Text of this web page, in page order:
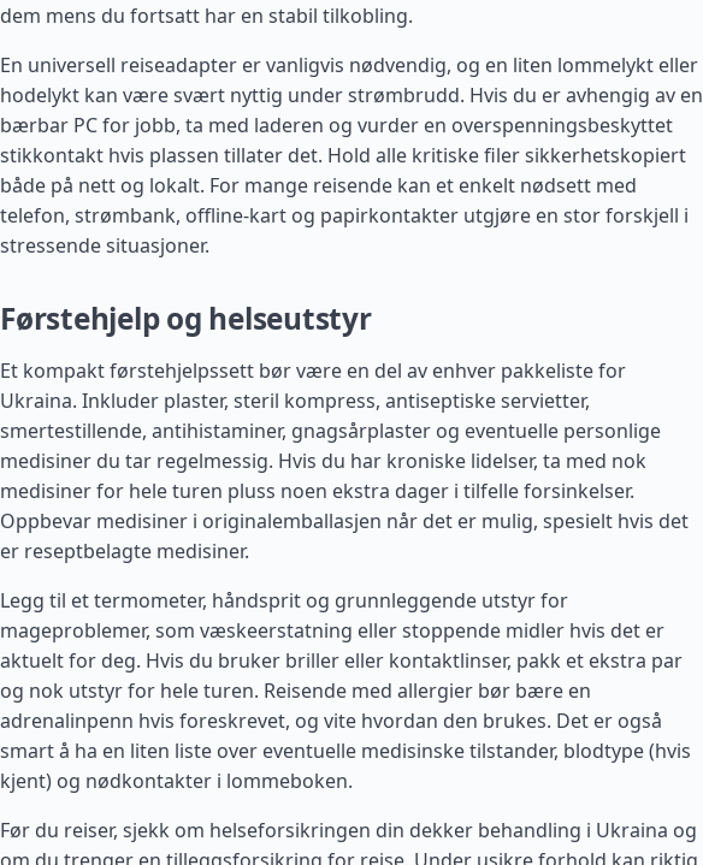
dem mens du fortsatt har en stabil tilkobling.
En universell reiseadapter er vanligvis nødvendig, og en liten lommelykt eller
hodelykt kan være svært nyttig under strømbrudd. Hvis du er avhengig av en
bærbar PC for jobb, ta med laderen og vurder en overspenningsbeskyttet
stikkontakt hvis plassen tillater det. Hold alle kritiske filer sikkerhetskopiert
både på nett og lokalt. For mange reisende kan et enkelt nødsett med
telefon, strømbank, offline-kart og papirkontakter utgjøre en stor forskjell i
stressende situasjoner.
Førstehjelp og helseutstyr
Et kompakt førstehjelpssett bør være en del av enhver pakkeliste for
Ukraina. Inkluder plaster, steril kompress, antiseptiske servietter,
smertestillende, antihistaminer, gnagsårplaster og eventuelle personlige
medisiner du tar regelmessig. Hvis du har kroniske lidelser, ta med nok
medisiner for hele turen pluss noen ekstra dager i tilfelle forsinkelser.
Oppbevar medisiner i originalemballasjen når det er mulig, spesielt hvis det
er reseptbelagte medisiner.
Legg til et termometer, håndsprit og grunnleggende utstyr for
mageproblemer, som væskeerstatning eller stoppende midler hvis det er
aktuelt for deg. Hvis du bruker briller eller kontaktlinser, pakk et ekstra par
og nok utstyr for hele turen. Reisende med allergier bør bære en
adrenalinpenn hvis foreskrevet, og vite hvordan den brukes. Det er også
smart å ha en liten liste over eventuelle medisinske tilstander, blodtype (hvis
kjent) og nødkontakter i lommeboken.
Før du reiser, sjekk om helseforsikringen din dekker behandling i Ukraina og